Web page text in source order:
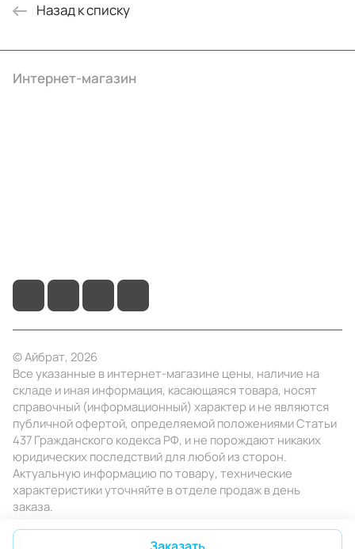
Заказать
Назад к списку
Интернет-магазин
© Айбрат, 2026
Все указанные в интернет-магазине цены, наличие на
складе и иная информация, касающаяся товара, носят
справочный (информационный) характер и не являются
публичной офертой, определяемой положениями Статьи
437 Гражданского кодекса РФ, и не порождают никаких
юридических последствий для любой из сторон.
Актуальную информацию по товару, технические
характеристики уточняйте в отделе продаж в день
заказа.
Конфиденциальность